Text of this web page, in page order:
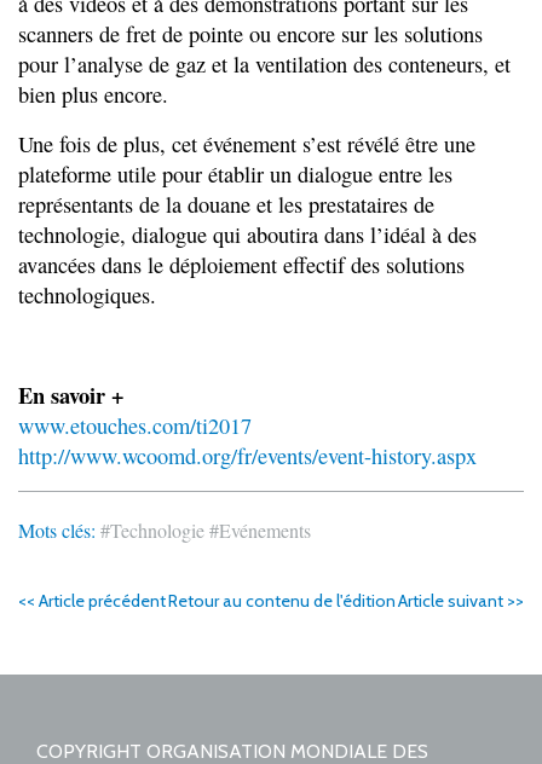
scanners de fret de pointe ou encore sur les solutions
pour l’analyse de gaz et la ventilation des conteneurs, et
bien plus encore.
Une fois de plus, cet événement s’est révélé être une
plateforme utile pour établir un dialogue entre les
représentants de la douane et les prestataires de
technologie, dialogue qui aboutira dans l’idéal à des
avancées dans le déploiement effectif des solutions
technologiques.
En savoir +
www.etouches.com/ti2017
http://www.wcoomd.org/fr/events/event-history.aspx
Mots clés: #Technologie#Evénements
<< Article précédentRetour au contenu de l'éditionArticle suivant >>
COPYRIGHT ORGANISATION MONDIALE DES